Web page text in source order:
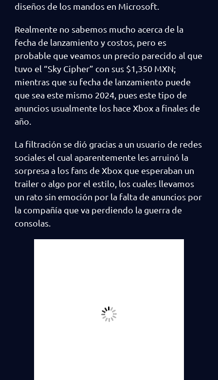
diseños de los mandos en Microsoft.
Realmente no sabemos mucho acerca de la
fecha de lanzamiento y costos, pero es
probable que veamos un precio parecido al que
tuvo el “Sky Cipher” con sus $1,350 MXN;
mientras que su fecha de lanzamiento puede
que sea este mismo 2024, pues este tipo de
anuncios usualmente los hace Xbox a finales de
año.
La filtración se dió gracias a un usuario de redes
sociales el cual aparentemente les arruinó la
sorpresa a los fans de Xbox que esperaban un
trailer o algo por el estilo, los cuales llevamos
un rato sin emoción por la falta de anuncios por
la compañía que va perdiendo la guerra de
consolas.